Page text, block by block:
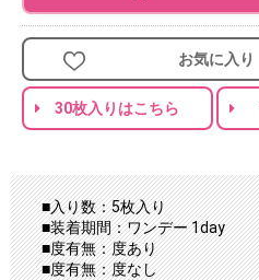
お気に入り
30枚入りはこちら
■入り数：5枚入り
■装着期間：ワンデー 1day
■度有無：度あり
■度有無：度なし